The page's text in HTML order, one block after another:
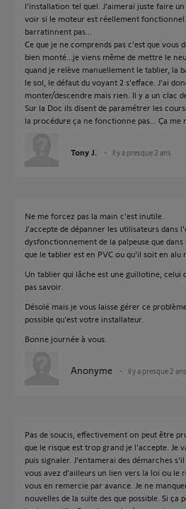
l'installation tel quel. J'aimerai juste faire
voir si le moteur est réellement
barratinnent pas...
Ce que je ne comprends pas c'est que vous
bien monté...je viens même de mettre le
quand je relève manuellement le tablier, la
le sol, le défaut du voyant 2 s'efface. J'ai
monter/descendre mais rien. Il y a un clac
Sur la Doc ils disent de paramétrer les
la procédure ça ne fonctionne pas... Ça me
Tony J. il y a presque 2 ans
Ne me forcez pas la main c'est inutile.
J'accepte de dépanner les utilisateurs dans
dysfonctionnement de la palpeuse que
que le tablier est en PVC ou qu'il soit en alu
Un tablier qui lâche est une guillotine, celui
pas savoir.
Désolé mais je vous laisse gérer ce
possible qu'est votre installateur.
Bonne journée à vous.
Anonyme il y a presque 2 ans
Pas de soucis, effectivement on peut être
que le risque est trop grand je l'accepte. Je
puis signaler. J'entamerai des démarches
vous avez d'ailleurs un lien vers la loi ou le
vous en remercie par avance. Je ne
nouvelles de la suite des que possible. Si ça